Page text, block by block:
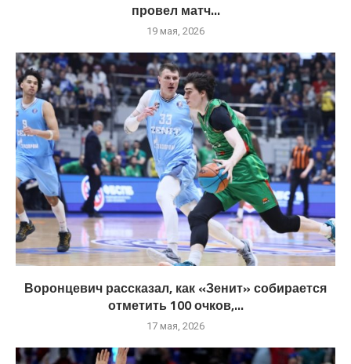
провел матч...
19 мая, 2026
Воронцевич рассказал, как «Зенит» собирается
отметить 100 очков,...
17 мая, 2026